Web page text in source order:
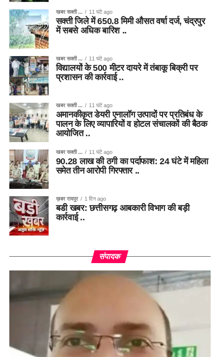
खबर सक्ती ... 11 घंटे ago
सक्ती जिले में 650.8 मिमी औसत वर्षा दर्ज, चंद्रपुर
में सबसे अधिक बारिश ..
खबर सक्ती ... 11 घंटे ago
विद्यालयों के 500 मीटर दायरे में तंबाकू बिक्री पर
प्रशासन की कार्रवाई ..
खबर सक्ती ... 11 घंटे ago
अमानकीकृत डेयरी एनालॉग उत्पादों पर प्रतिबंध के
पालन के लिए व्यापारियों व होटल संचालकों की बैठक
आयोजित ..
खबर सक्ती ... 11 घंटे ago
90.28 लाख की ठगी का पर्दाफाश: 24 घंटे में महिला
समेत तीन आरोपी गिरफ्तार ..
ख़बर रायपुर 1 दिन ago
बडी खबर: छत्तीसगढ़ आबकारी विभाग की बड़ी
कार्रवाई ..
संपादक